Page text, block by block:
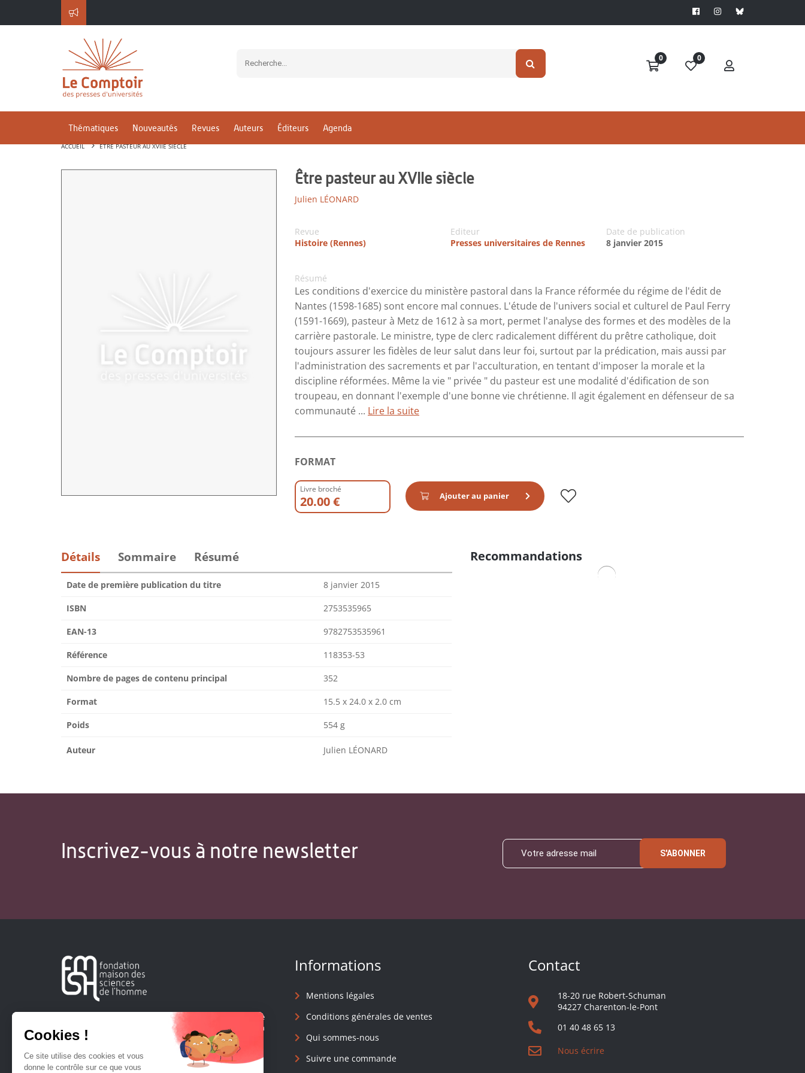
0 0
Thématiques Nouveautés Revues Auteurs Éditeurs Agenda
ACCUEIL ÊTRE PASTEUR AU XVIIE SIÈCLE
Être pasteur au XVIIe siècle
Julien LÉONARD
Revue
Histoire (Rennes)
Editeur
Presses universitaires de Rennes
Date de publication
8 janvier 2015
Résumé
Les conditions d'exercice du ministère pastoral dans la France réformée du régime de l'édit de
Nantes (1598-1685) sont encore mal connues. L'étude de l'univers social et culturel de Paul Ferry
(1591-1669), pasteur à Metz de 1612 à sa mort, permet l'analyse des formes et des modèles de la
carrière pastorale. Le ministre, type de clerc radicalement différent du prêtre catholique, doit
toujours assurer les fidèles de leur salut dans leur foi, surtout par la prédication, mais aussi par
l'administration des sacrements et par l'acculturation, en tentant d'imposer la morale et la
discipline réformées. Même la vie " privée " du pasteur est une modalité d'édification de son
troupeau, en donnant l'exemple d'une bonne vie chrétienne. Il agit également en défenseur de sa
communauté ... Lire la suite
FORMAT
Livre broché
20.00 € Ajouter au panier
Détails Sommaire Résumé
Date de première publication du titre 8 janvier 2015
ISBN 2753535965
EAN-13 9782753535961
Référence 118353-53
Nombre de pages de contenu principal 352
Format 15.5 x 24.0 x 2.0 cm
Poids 554 g
Auteur Julien LÉONARD
Recommandations
Inscrivez-vous à notre newsletter S'ABONNER
Créée en 1963, la Fondation Maison Sciences de l'Homme
soutient la recherche et la diffusion des connaissances en
sciences humaines et sociales.
Informations
Mentions légales
Conditions générales de ventes
Qui sommes-nous
Suivre une commande
Contact
18-20 rue Robert-Schuman
94227 Charenton-le-Pont
01 40 48 65 13
Nous écrire